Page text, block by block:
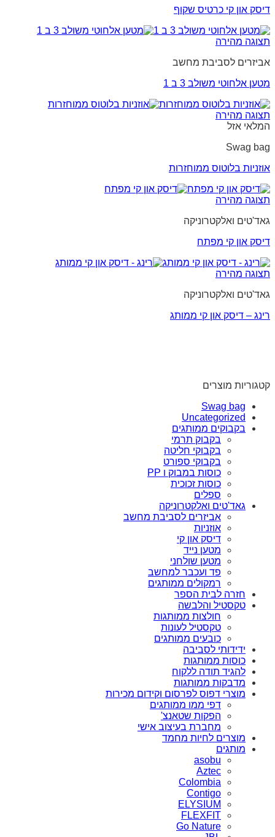
דיסק און קי כרטיס שקוף
תצוגה מהירה
אביזרים לסביבת מחשב
מטען אלחוטי משולב 3 ב 1
תצוגה מהירה
המלאי אזל
Swag bag
אוזניות בלוטוס ממוחזרות
תצוגה מהירה
גאד'טים ואלקטרוניקה
דיסק און קי מפתח
תצוגה מהירה
גאד'טים ואלקטרוניקה
רינג – דיסק און קי ממותג
קטגוריות מוצרים
Swag bag
Uncategorized
בקבוקים ממותגים
בקבוק תרמי
בקבוקי חליטה
בקבוקי ספורט
כוסות במבוק ו PP
כוסות זכוכית
ספלים
גאד'טים ואלקטרוניקה
אביזרים לסביבת מחשב
אוזניות
דיסק און קי
מטען נייד
מטען שולחני
פד ועכבר למחשב
רמקולים ממותגים
חזרה לבית הספר
טקסטיל והלבשה
חולצות ממותגות
טקסטיל לעונות
כובעים ממותגים
ידידותי לסביבה
כוסות ממותגות
להגיד תודה ללקוח
מדבקות ממותגות
מוצרי דפוס לפרסום וקידום מכירות
דפי ממו ממותגים
הפקות שטאנצ'
מחברת בעיצוב אישי
מוצרים לחיות מחמד
מותגים
asobu
Aztec
Colombia
Contigo
ELYSIUM
FLEXFIT
Go Nature